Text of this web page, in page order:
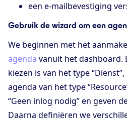
een e-mailbevestiging
Gebruik de wizard om een
We beginnen met het
agenda vanuit het dashboard.
kiezen is van het type
agenda van het type
“Geen inlog nodig” en geven
Daarna definiëren we